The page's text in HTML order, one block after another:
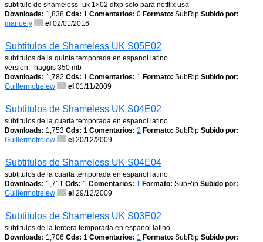
subtitulo de shameless -uk 1×02 dfxp solo para netflix usa
Downloads: 1,838 Cds: 1 Comentarios: 0 Formato: SubRip Subido por:
manuely
el 02/01/2016
Subtitulos de Shameless UK S05E02
subtitulos de la quinta temporada en espanol latino
version: -haggis 350 mb
Downloads: 1,782 Cds: 1 Comentarios: 1 Formato: SubRip Subido por:
Guillermotrelew
el 01/11/2009
Subtitulos de Shameless UK S04E02
subtitulos de la cuarta temporada en espanol latino
Downloads: 1,753 Cds: 1 Comentarios: 2 Formato: SubRip Subido por:
Guillermotrelew
el 20/12/2009
Subtitulos de Shameless UK S04E04
subtitulos de la cuarta temporada en espanol latino
Downloads: 1,711 Cds: 1 Comentarios: 1 Formato: SubRip Subido por:
Guillermotrelew
el 29/12/2009
Subtitulos de Shameless UK S03E02
subtitulos de la tercera temporada en espanol latino
Downloads: 1,706 Cds: 1 Comentarios: 1 Formato: SubRip Subido por: